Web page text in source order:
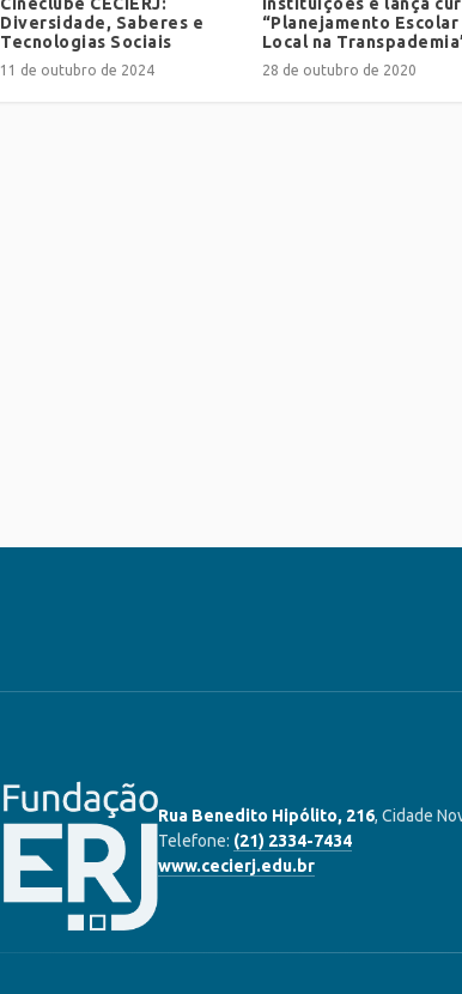
Diversidade, Saberes e
Tecnologias Sociais
11 de outubro de 2024
“Planejamento Escolar
Local na
28 de outubro de 2020
Rua Benedito Hipólito, 216, Cidade
Telefone: (21) 2334-7434
www.cecierj.edu.br